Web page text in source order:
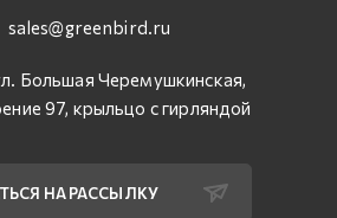
sales@greenbird.ru
Большая Черемушкинская,
97, крыльцо с гирляндой
НА РАССЫЛКУ